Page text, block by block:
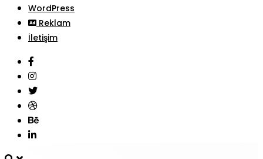
WordPress
Reklam
İletişim